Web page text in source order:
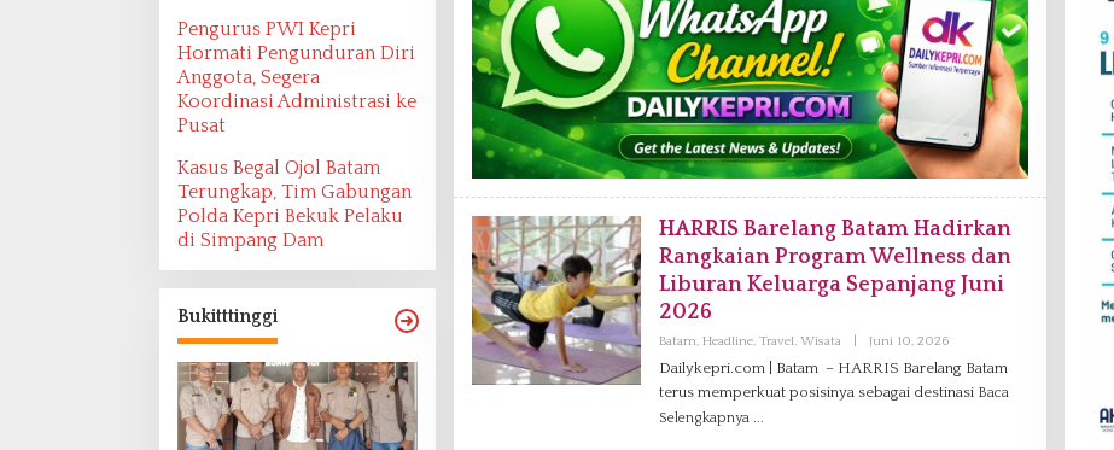
Pengurus PWI Kepri
Hormati Pengunduran Diri
Anggota, Segera
Koordinasi Administrasi ke
Pusat
Kasus Begal Ojol Batam
Terungkap, Tim Gabungan
Polda Kepri Bekuk Pelaku
di Simpang Dam
Bukitttinggi
HARRIS Barelang Batam Hadirkan
Rangkaian Program Wellness dan
Liburan Keluarga Sepanjang Juni
2026
Batam, Headline, Travel, Wisata Juni 10, 2026O
E
H
Dailykepri.com | Batam – HARRIS Barelang Batam
terus memperkuat posisinya sebagai destinasi Baca
Selengkapnya